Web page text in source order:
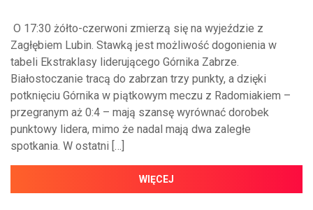
O 17:30 żółto-czerwoni zmierzą się na wyjeździe z
Zagłębiem Lubin. Stawką jest możliwość dogonienia w
tabeli Ekstraklasy liderującego Górnika Zabrze.
Białostoczanie tracą do zabrzan trzy punkty, a dzięki
potknięciu Górnika w piątkowym meczu z Radomiakiem –
przegranym aż 0:4 – mają szansę wyrównać dorobek
punktowy lidera, mimo że nadal mają dwa zaległe
spotkania. W ostatni […]
WIĘCEJ